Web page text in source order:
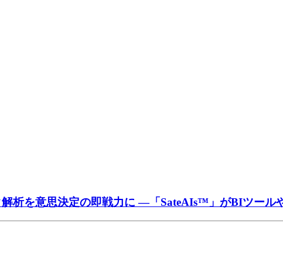
解析を意思決定の即戦力に —「SateAIs™」がBIツー